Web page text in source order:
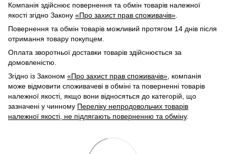
Компанія здійснює повернення та обмін товарів належної
якості згідно Закону «Про захист прав споживачів»
Повернення та обмін товарів можливий протягом 14 днів після
отримання товару покупцем.
Оплата зворотньої доставки товарів здійснюється за
домовленістю.
Згідно із Законом «Про захист прав споживачів» , компанія
може відмовити споживачеві в обміні та поверненні товарів
належної якості, якщо вони відносяться до категорій, що
зазначені у чинному Переліку непродовольчих товарів
належної якості, не підлягають поверненню та обміну.